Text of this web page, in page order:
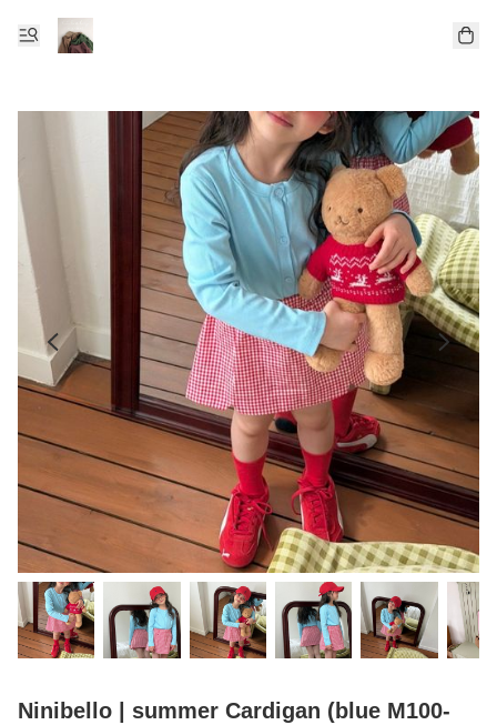
Ninibello | summer Cardigan (blue M100-